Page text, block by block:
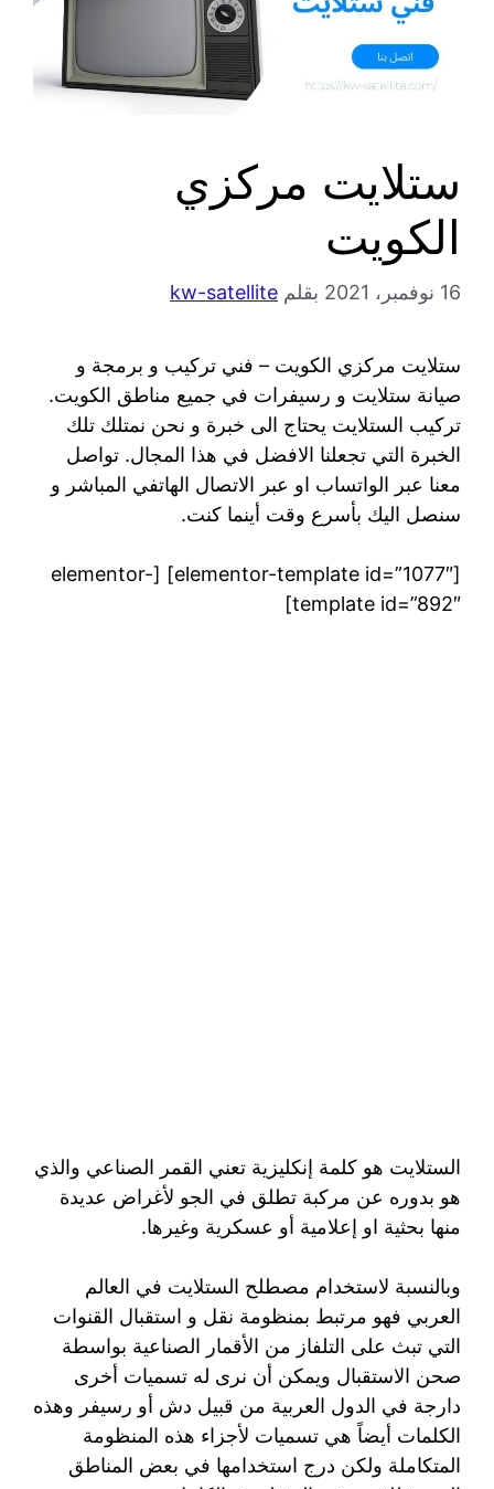
ستلايت مركزي
الكويت
16 نوفمبر، 2021 بقلم kw-satellite
ستلايت مركزي الكويت – فني تركيب و برمجة و
صيانة ستلايت و رسيفرات في جميع مناطق الكويت.
تركيب الستلايت يحتاج الى خبرة و نحن نمتلك تلك
الخبرة التي تجعلنا الافضل في هذا المجال. تواصل
معنا عبر الواتساب او عبر الاتصال الهاتفي المباشر و
سنصل اليك بأسرع وقت أينما كنت.
[elementor-template id=”1077″] [elementor-
template id=”892″]
الستلايت هو كلمة إنكليزية تعني القمر الصناعي والذي
هو بدوره عن مركبة تطلق في الجو لأغراض عديدة
منها بحثية او إعلامية أو عسكرية وغيرها.
وبالنسبة لاستخدام مصطلح الستلايت في العالم
العربي فهو مرتبط بمنظومة نقل و استقبال القنوات
التي تبث على التلفاز من الأقمار الصناعية بواسطة
صحن الاستقبال ويمكن أن نرى له تسميات أخرى
دارجة في الدول العربية من قبيل دش أو رسيفر وهذه
الكلمات أيضاً هي تسميات لأجزاء هذه المنظومة
المتكاملة ولكن درج استخدامها في بعض المناطق